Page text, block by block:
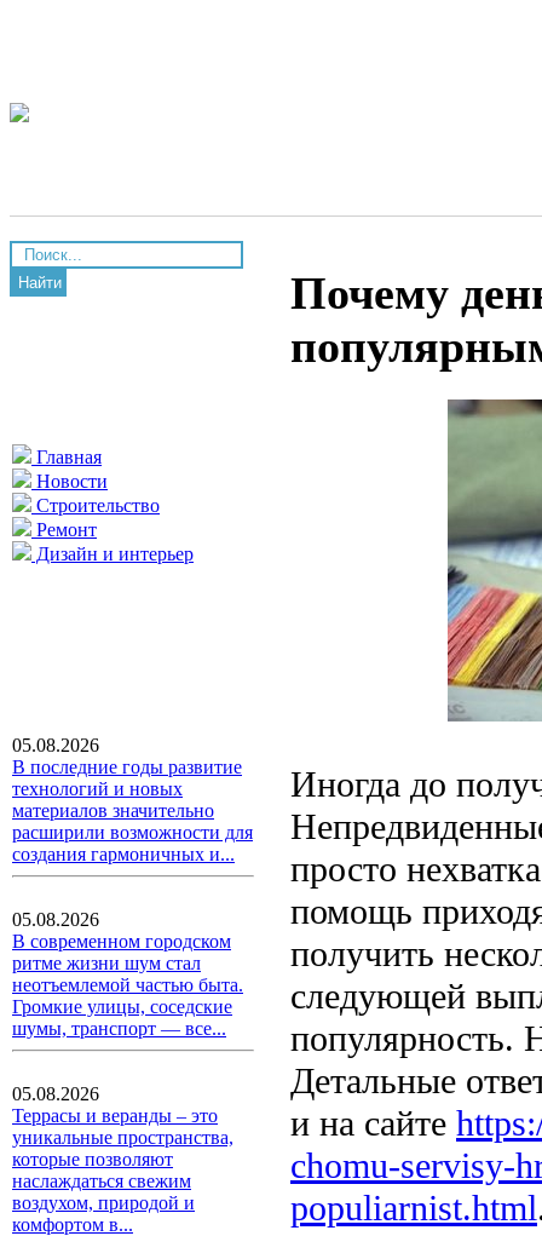
Найти
Главная
Новости
Строительство
Ремонт
Дизайн и интерьер
05.08.2026
В последние годы развитие
технологий и новых
материалов значительно
расширили возможности для
создания гармоничных и...
05.08.2026
В современном городском
ритме жизни шум стал
неотъемлемой частью быта.
Громкие улицы, соседские
шумы, транспорт — все...
05.08.2026
Террасы и веранды – это
уникальные пространства,
которые позволяют
наслаждаться свежим
воздухом, природой и
комфортом в...
Почему
Иногда до
просто
помощь
получить
следующей
популярность.
Детальные
и на сайте
chomu-servisy-
populiarnist.html